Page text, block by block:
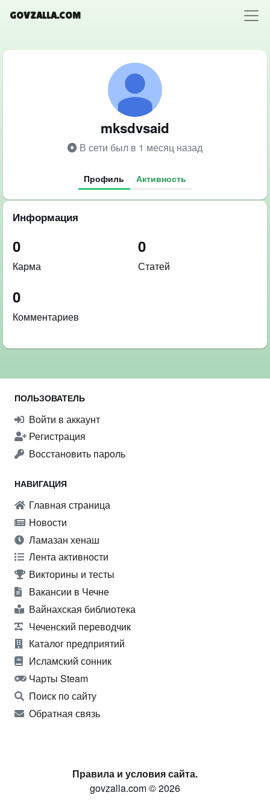
GOVZALLA.COM
mksdvsaid
В сети был в 1 месяц назад
Профиль Активность
Информация
0
Карма
0
Статей
0
Комментариев
ПОЛЬЗОВАТЕЛЬ
Войти в аккаунт
Регистрация
Восстановить пароль
НАВИГАЦИЯ
Главная страница
Новости
Ламазан хенаш
Лента активности
Викторины и тесты
Вакансии в Чечне
Вайнахская библиотека
Чеченский переводчик
Каталог предприятий
Исламский сонник
Чарты Steam
Поиск по сайту
Обратная связь
Правила и условия сайта.
govzalla.com © 2026